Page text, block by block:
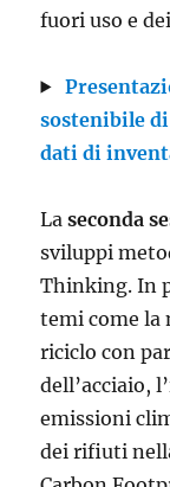
fuori uso e
sostenibile
dati di
Laseconda
sviluppi
Thinking. In
temi come la
riciclo con
dell’acciaio,
emissioni
dei rifiuti